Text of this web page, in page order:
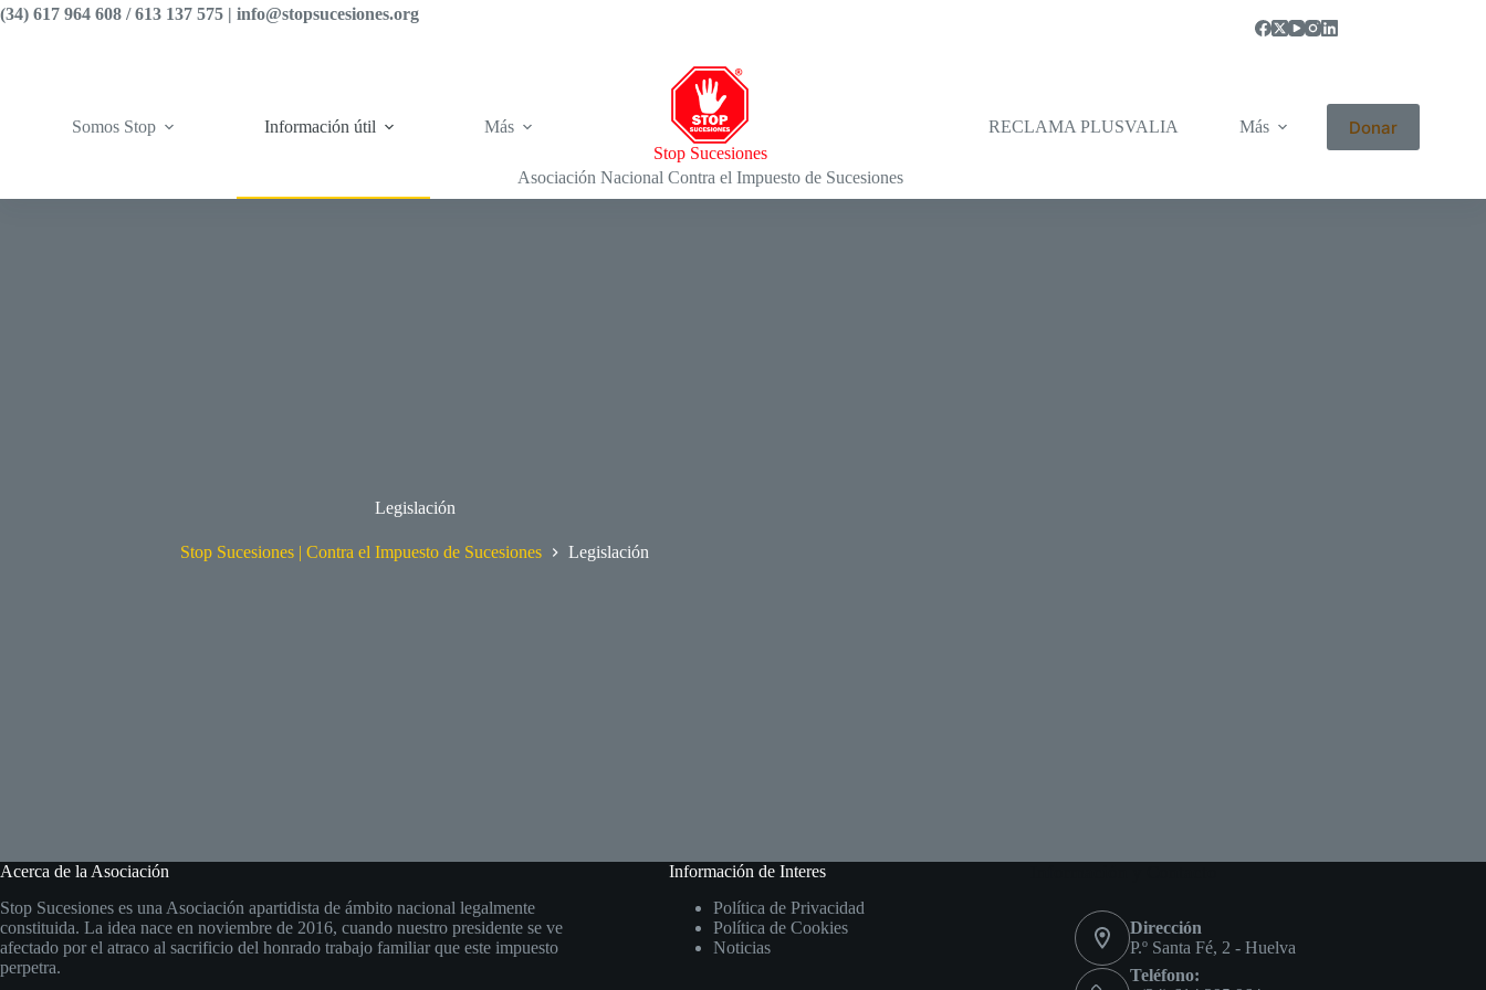
Saltar
al
(34) 617 964 608 / 613 137 575 | info@stopsucesiones.org
Somos Stop Información útil
Más
Stop Sucesiones
Asociación Nacional Contra el Impuesto de Sucesiones
RECLAMA PLUSVALIA Más Donar
Legislación
Stop Sucesiones | Contra el Impuesto de Sucesiones Legislación
Acerca de la Asociación
Stop Sucesiones es una Asociación apartidista de ámbito nacional legalmente
constituida. La idea nace en noviembre de 2016, cuando nuestro presidente se ve
afectado por el atraco al sacrificio del honrado trabajo familiar que este impuesto
perpetra.
Información de Interes
Política de Privacidad
Política de Cookies
Noticias
Dirección
P.º Santa Fé, 2 - Huelva
Teléfono: